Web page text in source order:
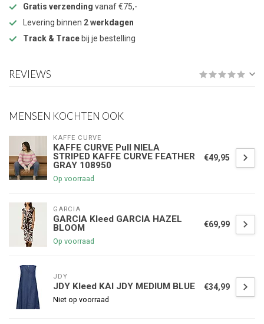
Gratis verzending vanaf €75,-
Levering binnen 2 werkdagen
Track & Trace bij je bestelling
REVIEWS
MENSEN KOCHTEN OOK
KAFFE CURVE
KAFFE CURVE Pull NIELA
STRIPED KAFFE CURVE FEATHER
GRAY 108950
Op voorraad
€49,95
GARCIA
GARCIA Kleed GARCIA HAZEL
BLOOM
Op voorraad
€69,99
JDY
JDY Kleed KAI JDY MEDIUM BLUE
Niet op voorraad
€34,99